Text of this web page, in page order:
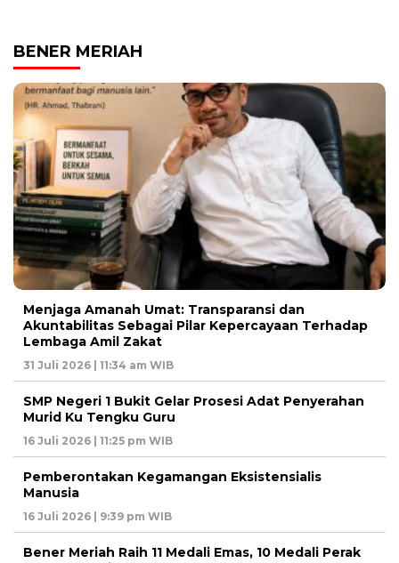
BENER MERIAH
Menjaga Amanah Umat: Transparansi dan
Akuntabilitas Sebagai Pilar Kepercayaan Terhadap
Lembaga Amil Zakat
31 Juli 2026 | 11:34 am WIB
SMP Negeri 1 Bukit Gelar Prosesi Adat Penyerahan
Murid Ku Tengku Guru
16 Juli 2026 | 11:25 pm WIB
Pemberontakan Kegamangan Eksistensialis
Manusia
16 Juli 2026 | 9:39 pm WIB
Bener Meriah Raih 11 Medali Emas, 10 Medali Perak